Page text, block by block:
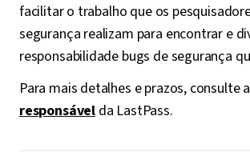
facilitar o trabalho que os
segurança realizam para encontrar e
responsabilidade bugs de segurança
Para mais detalhes e prazos, consulte a
responsável da LastPass.